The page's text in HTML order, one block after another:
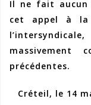
Il ne fait aucun
cet appel à la
précédentes.
Créteil, le 14